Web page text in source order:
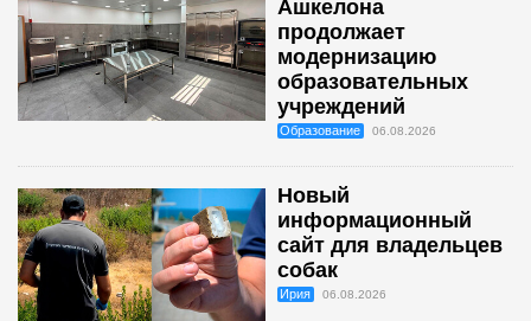
Ашкелона
продолжает
модернизацию
образовательных
учреждений
Образование 06.08.2026
Новый
информационный
сайт для владельцев
собак
Ирия 06.08.2026